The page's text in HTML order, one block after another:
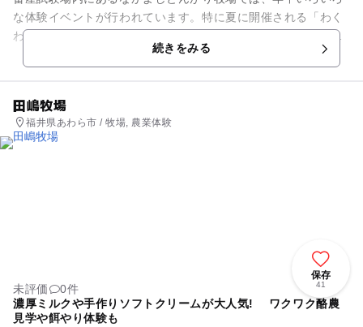
な体験イベントが行われています。特に夏に開催される「わく
わく！牧場探検隊」ではバター作りやアイスクリーム作り、大
きな牧草ロールに絵を描いた...続きをみる
田嶋牧場
福井県あわら市 / 牧場, 農業体験
保存
41
未評価
0件
濃厚ミルクや手作りソフトクリームが大人気! ワクワク酪農
見学や餌やり体験も